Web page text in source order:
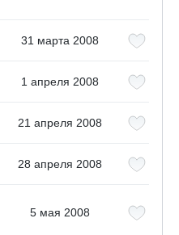
31 марта 2008
1 апреля 2008
21 апреля 2008
28 апреля 2008
5 мая 2008